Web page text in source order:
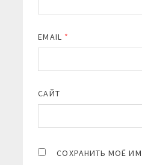
EMAIL *
САЙТ
СОХРАНИТЬ МОЁ